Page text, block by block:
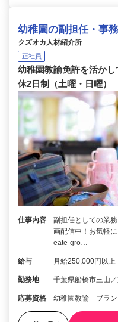
幼稚園の副担任・事務
クズオカ人材紹介所
正社員
幼稚園教諭免許を活か
休2日制（土曜・日曜）
仕事内容
副担任としての業
画配信中！お気軽
eate-gro…
給与 月給250,000円以上
勤務地 千葉県船橋市三山
応募資格 幼稚園教諭 ブラン